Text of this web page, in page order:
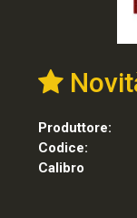
Produttore:
Codice:
Calibro